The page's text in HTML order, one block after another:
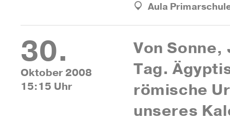
Aula
30.
Oktober 2008
15:15 Uhr
Von Sonne,
Tag.
römi­sche
unseres